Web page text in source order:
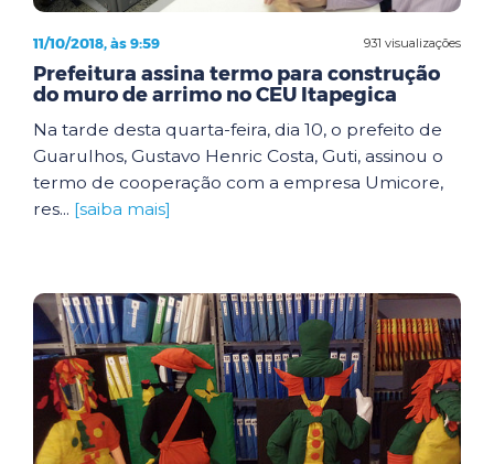
931 visualizações
11/10/2018, às 9:59
Prefeitura assina termo para construção
do muro de arrimo no CEU Itapegica
Na tarde desta quarta-feira, dia 10, o prefeito de
Guarulhos, Gustavo Henric Costa, Guti, assinou o
termo de cooperação com a empresa Umicore,
res... [saiba mais]